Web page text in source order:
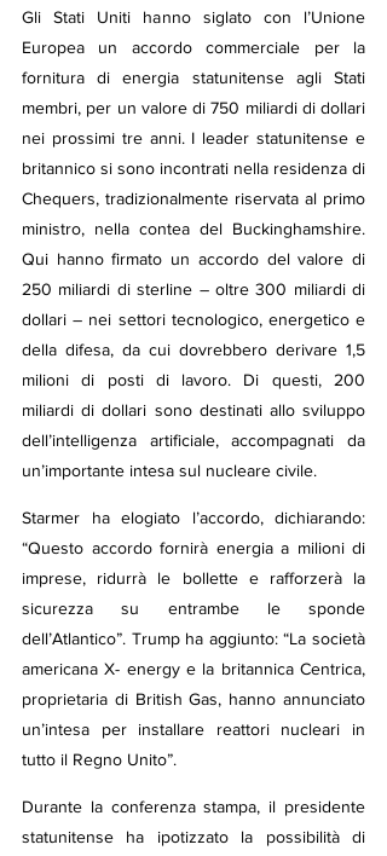
Gli Stati Uniti hanno siglato con l’Unione
Europea un accordo commerciale per la
fornitura di energia statunitense agli Stati
membri, per un valore di 750 miliardi di dollari
nei prossimi tre anni. I leader statunitense e
britannico si sono incontrati nella residenza di
Chequers, tradizionalmente riservata al primo
ministro, nella contea del Buckinghamshire.
Qui hanno firmato un accordo del valore di
250 miliardi di sterline – oltre 300 miliardi di
dollari – nei settori tecnologico, energetico e
della difesa, da cui dovrebbero derivare 1,5
milioni di posti di lavoro. Di questi, 200
miliardi di dollari sono destinati allo sviluppo
dell’intelligenza artificiale, accompagnati da
un’importante intesa sul nucleare civile.
Starmer ha elogiato l’accordo, dichiarando:
“Questo accordo fornirà energia a milioni di
imprese, ridurrà le bollette e rafforzerà la
sicurezza su entrambe le sponde
dell’Atlantico”. Trump ha aggiunto: “La società
americana X- energy e la britannica Centrica,
proprietaria di British Gas, hanno annunciato
un’intesa per installare reattori nucleari in
tutto il Regno Unito”.
Durante la conferenza stampa, il presidente
statunitense ha ipotizzato la possibilità di